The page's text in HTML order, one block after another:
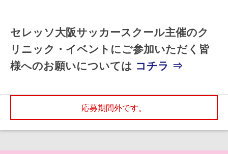
セレッソ大阪サッカースクール主催のク
リニック・イベントにご参加いただく皆
様へのお願いについては コチラ ⇒
応募期間外です。